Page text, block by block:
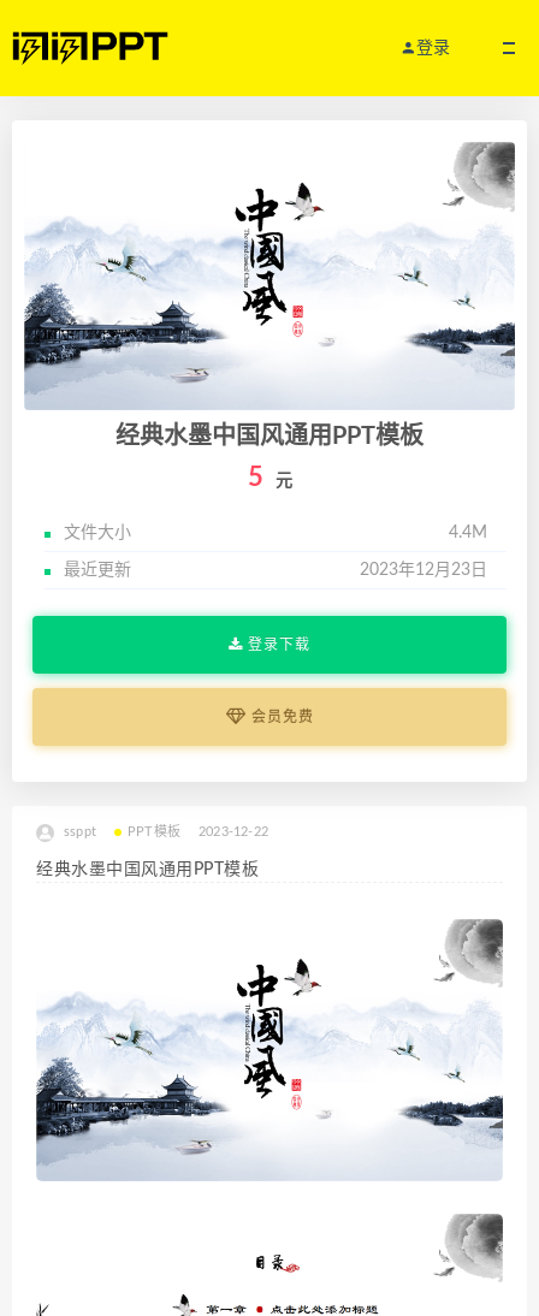
登录
经典水墨中国风通用PPT模板
5 元
文件大小 4.4M
最近更新 2023年12月23日
登录下载
会员免费
ssppt PPT模板 2023-12-22
经典水墨中国风通用PPT模板